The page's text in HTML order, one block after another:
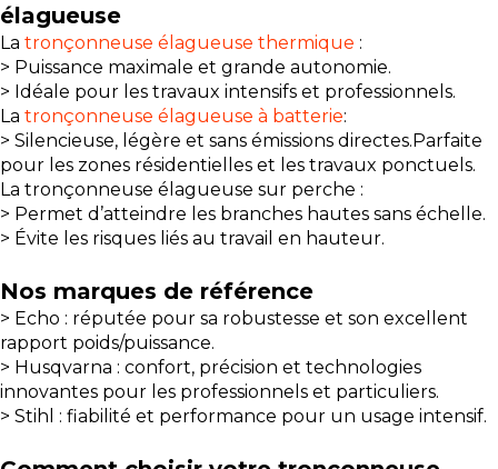
élagueuse
La tronçonneuse élagueuse thermique :
> Puissance maximale et grande autonomie.
> Idéale pour les travaux intensifs et professionnels.
La tronçonneuse élagueuse à batterie:
> Silencieuse, légère et sans émissions directes.Parfaite
pour les zones résidentielles et les travaux ponctuels.
La tronçonneuse élagueuse sur perche :
> Permet d’atteindre les branches hautes sans échelle.
> Évite les risques liés au travail en hauteur.
Nos marques de référence
> Echo : réputée pour sa robustesse et son excellent
rapport poids/puissance.
> Husqvarna : confort, précision et technologies
innovantes pour les professionnels et particuliers.
> Stihl : fiabilité et performance pour un usage intensif.